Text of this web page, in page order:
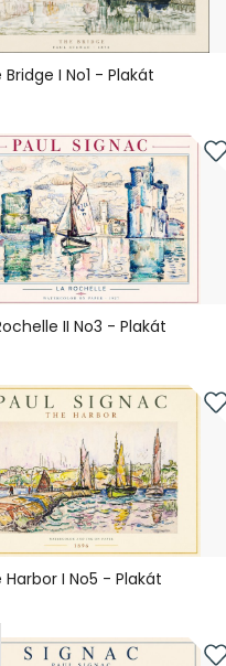
I No1 - Plakát
II No3 - Plakát
I No5 - Plakát